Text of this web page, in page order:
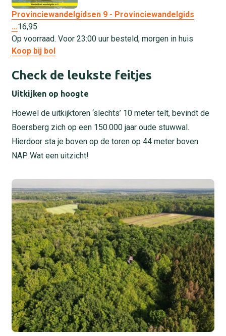
Provinciewandelgidsen 9 - Provinciewandelgids
...16,95
Op voorraad. Voor 23:00 uur besteld, morgen in huis
Koop bij bol
Check de leukste feitjes
Uitkijken op hoogte
Hoewel de uitkijktoren ‘slechts’ 10 meter telt, bevindt de
Boersberg zich op een 150.000 jaar oude stuwwal.
Hierdoor sta je boven op de toren op 44 meter boven
NAP. Wat een uitzicht!